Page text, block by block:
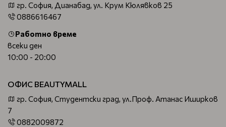
гр. София, Дианабад, ул. Крум Кюлявков 25
0886616467
Работно време
всеки ден
10:00 - 20:00
ОФИС BEAUTYMALL
гр. София, Студентски град, ул.Проф. Атанас Иширков
7
0882009872